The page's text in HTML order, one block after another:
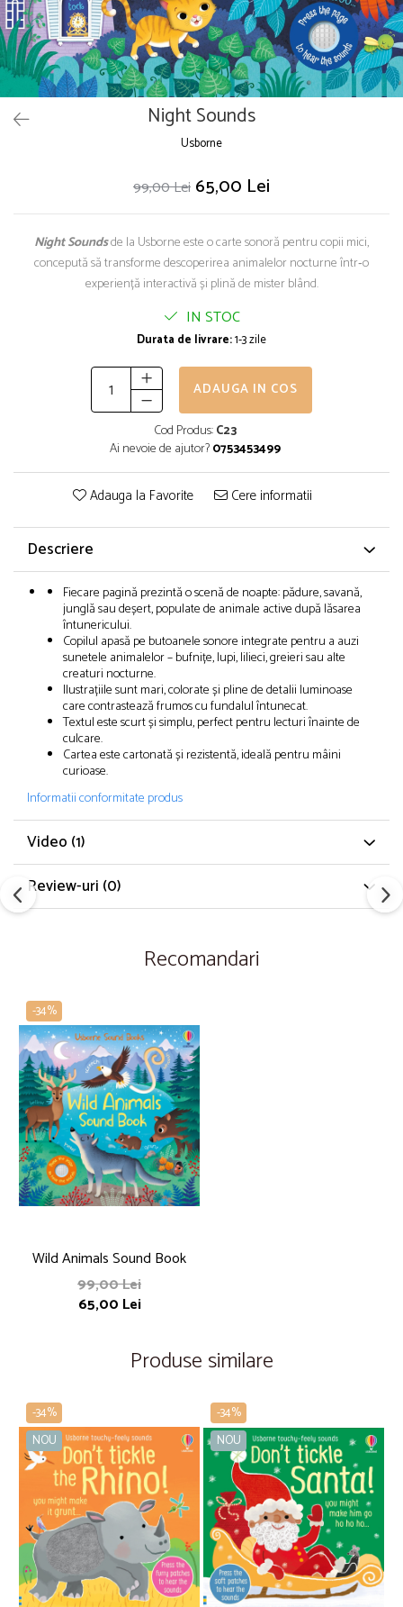
Puzzle
Seturi carti Usborne
Night Sounds
Usborne
99,00 Lei 65,00 Lei
Night Soundsde la Usborne este o carte sonoră pentru copii mici,
concepută să transforme descoperirea animalelor nocturne într‑o
experiență interactivă și plină de mister blând.
IN STOC
Durata de livrare:1-3 zile
ADAUGA IN COS
Cod Produs:C23
Ai nevoie de ajutor?0753453499
Adauga la Favorite Cere informatii
Descriere
Fiecare pagină prezintă o scenă de noapte: pădure, savană,
junglă sau deșert, populate de animale active după lăsarea
întunericului.
Copilul apasă pe butoanele sonore integrate pentru a auzi
sunetele animalelor – bufnițe, lupi, lilieci, greieri sau alte
creaturi nocturne.
Ilustrațiile sunt mari, colorate și pline de detalii luminoase
care contrastează frumos cu fundalul întunecat.
Textul este scurt și simplu, perfect pentru lecturi înainte de
culcare.
Cartea este cartonată și rezistentă, ideală pentru mâini
curioase.
Informatii conformitate produs
Video (1)
Review-uri (0)
Recomandari
-34%
Wild Animals Sound Book
99,00 Lei
65,00 Lei
Produse similare
-34%
NOU
-34%
NOU